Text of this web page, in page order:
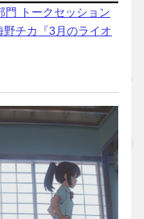
門 トークセッション
野チカ『3月のライオ